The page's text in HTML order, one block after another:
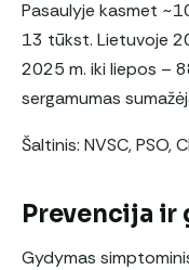
Pasaulyje kasmet
13 tūkst. Lietuvoje
2025 m. iki liepos –
sergamumas
Šaltinis: NVSC, PSO,
Prevencija ir
Gydymas